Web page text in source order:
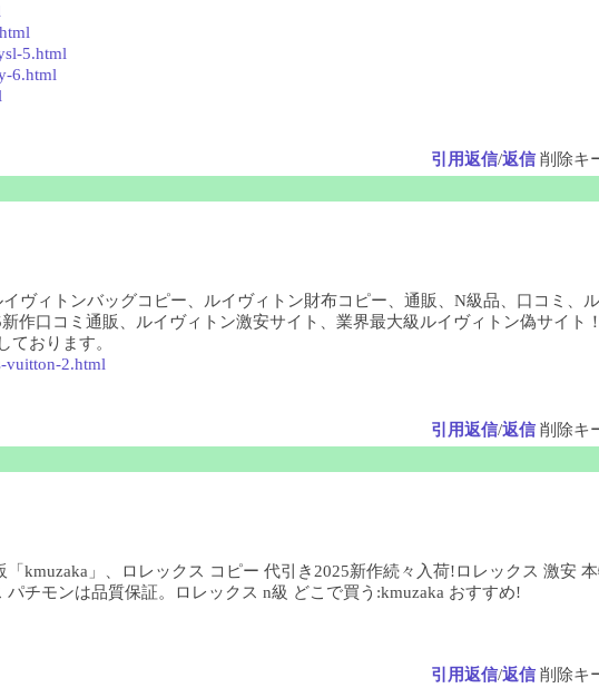
5.html
6.html
引用返信/返信 削除キ
ヴィトンバッグコピー、ルイヴィトン財布コピー、通販、N級品、口コミ、
作口コミ通販、ルイヴィトン激安サイト、業界最大級ルイヴィトン偽サイト
おります。
vuitton-2.html
引用返信/返信 削除キ
kmuzaka」、ロレックス コピー 代引き2025新作続々入荷!ロレックス 激安
チモンは品質保証。ロレックス n級 どこで買う:kmuzaka おすすめ!
引用返信/返信 削除キ